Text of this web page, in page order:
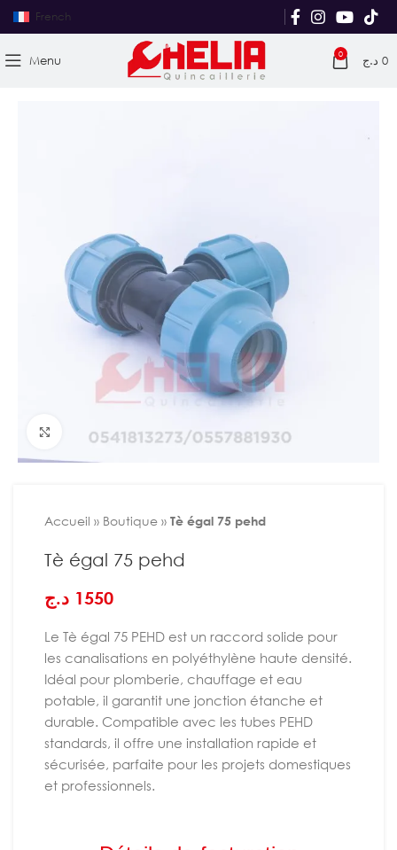
French
Menu 0 0 د.ج
Agrandir
Accueil » Boutique » Tè égal 75 pehd
Tè égal 75 pehd
1550 د.ج
Le Tè égal 75 PEHD est un raccord solide pour
les canalisations en polyéthylène haute densité.
Idéal pour plomberie, chauffage et eau
potable, il garantit une jonction étanche et
durable. Compatible avec les tubes PEHD
standards, il offre une installation rapide et
sécurisée, parfaite pour les projets domestiques
et professionnels.